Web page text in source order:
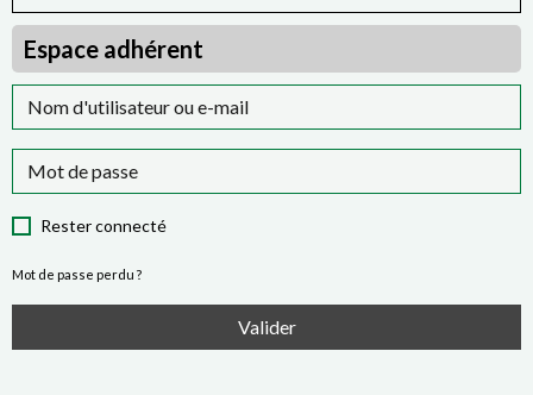
Espace adhérent
Rester connecté
Mot de passe perdu ?
Valider